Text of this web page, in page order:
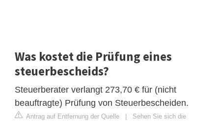
Was kostet die Prüfung eines
steuerbescheids?
Steuerberater verlangt 273,70 € für (nicht
beauftragte) Prüfung von Steuerbescheiden.
Antrag auf Entfernung der Quelle | Sehen Sie sich die